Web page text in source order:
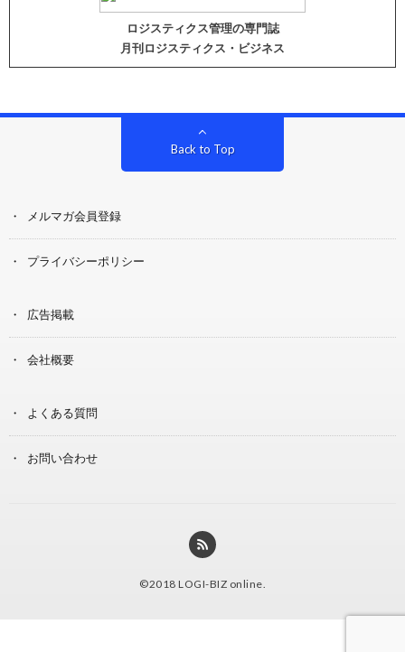
ロジスティクス管理の専門誌
月刊ロジスティクス・ビジネス
Back to Top
メルマガ会員登録
プライバシーポリシー
広告掲載
会社概要
よくある質問
お問い合わせ
©2018 LOGI-BIZ online.